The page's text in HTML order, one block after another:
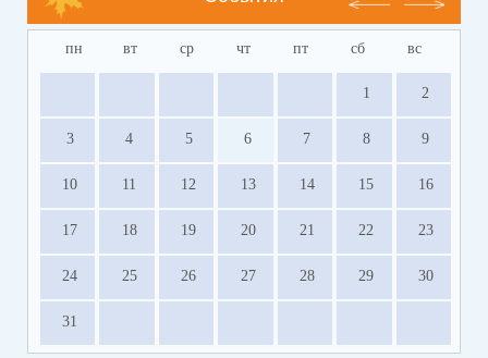
пн вт ср чт пт сб вс
1 2
3 4 5 6 7 8 9
10 11 12 13 14 15 16
17 18 19 20 21 22 23
24 25 26 27 28 29 30
31